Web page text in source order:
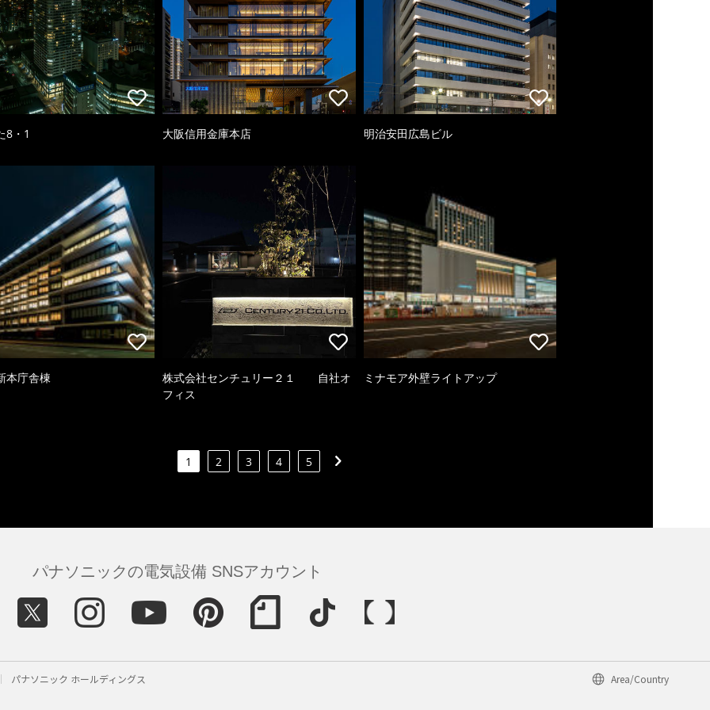
8・1 大阪信用金庫本店 明治安田広島ビル
本庁舎棟
株式会社センチュリー２１ 自社オ
フィス
ミナモア外壁ライトアップ
1 2 3 4 5
パナソニックの電気設備 SNSアカウント
パナソニック ホールディングス Area/Country